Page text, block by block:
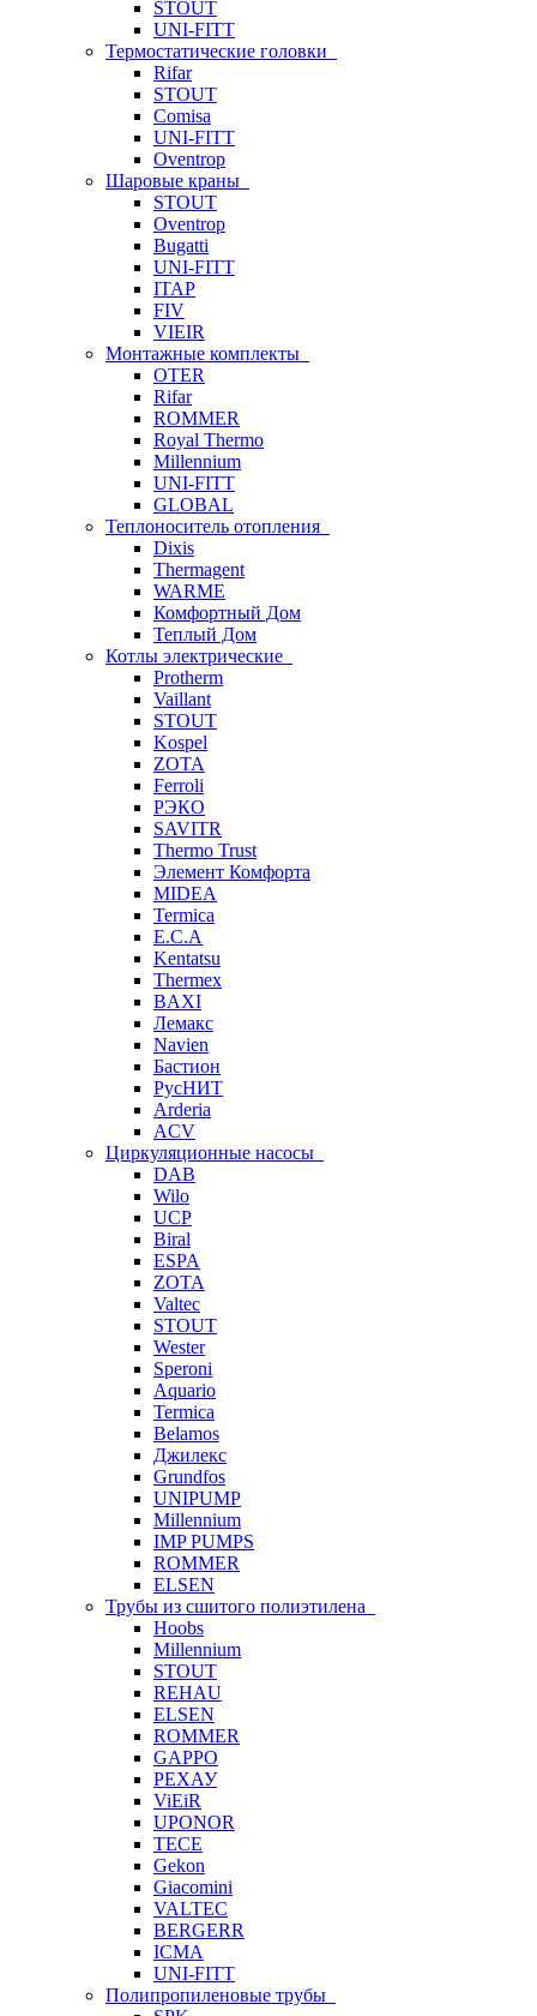
STOUT
UNI-FITT
Термостатические головки
Rifar
STOUT
Comisa
UNI-FITT
Oventrop
Шаровые краны
STOUT
Oventrop
Bugatti
UNI-FITT
ITAP
FIV
VIEIR
Монтажные комплекты
OTER
Rifar
ROMMER
Royal Thermo
Millennium
UNI-FITT
GLOBAL
Теплоноситель отопления
Dixis
Thermagent
WARME
Комфортный Дом
Теплый Дом
Котлы электрические
Protherm
Vaillant
STOUT
Kospel
ZOTA
Ferroli
РЭКО
SAVITR
Thermo Trust
Элемент Комфорта
MIDEA
Termica
E.C.A
Kentatsu
Thermex
BAXI
Лемакс
Navien
Бастион
РусНИТ
Arderia
ACV
Циркуляционные насосы
DAB
Wilo
UCP
Biral
ESPA
ZOTA
Valtec
STOUT
Wester
Speroni
Aquario
Termica
Belamos
Джилекс
Grundfos
UNIPUMP
Millennium
IMP PUMPS
ROMMER
ELSEN
Трубы из сшитого полиэтилена
Hoobs
Millennium
STOUT
REHAU
ELSEN
ROMMER
GAPPO
РЕХАУ
ViEiR
UPONOR
TECE
Gekon
Giacomini
VALTEC
BERGERR
ICMA
UNI-FITT
Полипропиленовые трубы